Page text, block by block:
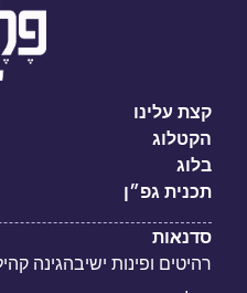
קצת עלינו
הקטלוג
בלוג
תכנית גפ״ן
סדנאות
רהיטים ופינות ישיבהגינה